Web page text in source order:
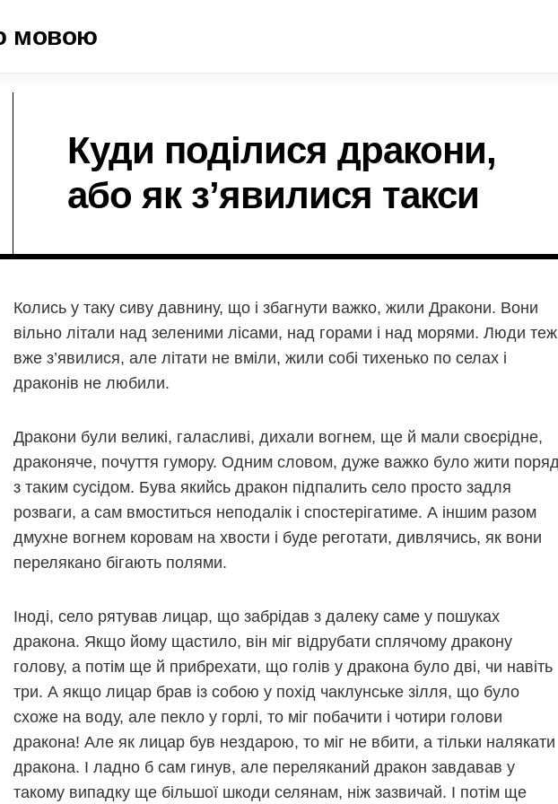
Куди поділися дракони,
або як з’явилися такси
Колись у таку сиву давнину, що і збагнути важко, жили Дракони. Вони
вільно літали над зеленими лісами, над горами і над морями. Люди теж
вже з’явилися, але літати не вміли, жили собі тихенько по селах і
драконів не любили.
Дракони були великі, галасливі, дихали вогнем, ще й мали своєрідне,
драконяче, почуття гумору. Одним словом, дуже важко було жити
поряд з таким сусідом. Бува якийсь дракон підпалить село просто задля
розваги, а сам вмоститься неподалік і спостерігатиме. А іншим разом
дмухне вогнем коровам на хвости і буде реготати, дивлячись, як вони
перелякано бігають полями.
Іноді, село рятував лицар, що забрідав з далеку саме у пошуках дракона.
Якщо йому щастило, він міг відрубати сплячому дракону голову, а потім
ще й прибрехати, що голів у дракона було дві, чи навіть три. А якщо
лицар брав із собою у похід чаклунське зілля, що було схоже на воду, але
пекло у горлі, то міг побачити і чотири голови дракона! Але як лицар був
нездарою, то міг не вбити, а тільки налякати дракона. І ладно б сам
гинув, але переляканий дракон завдавав у такому випадку ще більшої
шкоди селянам, ніж зазвичай. І потім ще тижнями міг мучитися